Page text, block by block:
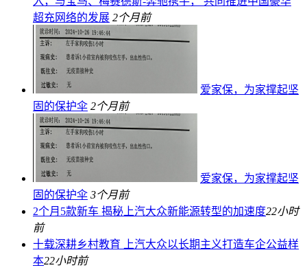
超充网络的发展 2个月前
爱家保，为家撑起坚
固的保护伞 2个月前
爱家保，为家撑起坚
固的保护伞 3个月前
2个月5款新车 揭秘上汽大众新能源转型的加速度22小时
前
十载深耕乡村教育 上汽大众以长期主义打造车企公益样
本22小时前